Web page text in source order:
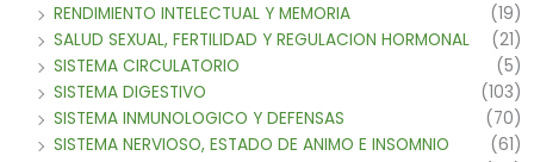
RENDIMIENTO INTELECTUAL Y MEMORIA
(19)
SALUD SEXUAL, FERTILIDAD Y REGULACION HORMONAL
(21)
SISTEMA CIRCULATORIO
(5)
SISTEMA DIGESTIVO
(103)
SISTEMA INMUNOLOGICO Y DEFENSAS
(70)
SISTEMA NERVIOSO, ESTADO DE ANIMO E INSOMNIO
(61)